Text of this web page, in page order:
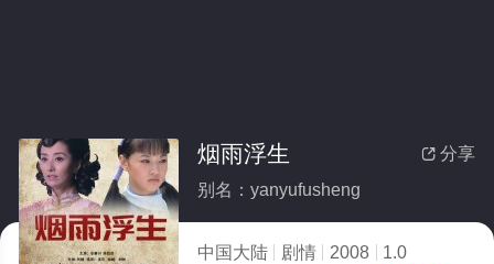
 分享
烟雨浮生
别名：yanyufusheng
中国大陆 剧情 2008
1.0